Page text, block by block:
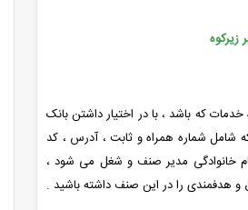
که باشد ، با در اختیار داشتن بانک
شامل شماره همراه و ثابت ، آدرس ، کد
خانوادگی مدیر صنف و شغل می شود ،
و هدفمندی را در این صنف داشته باشید .